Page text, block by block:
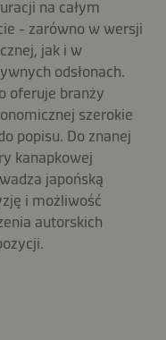
na całym
- zarówno w wersji
jak i w
odsłonach.
oferuje branży
szerokie
popisu. Do znanej
kanapkowej
japońską
i możliwość
autorskich